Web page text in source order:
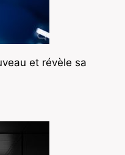
et révèle sa